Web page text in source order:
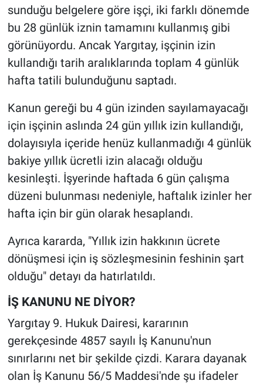
sunduğu belgelere göre işçi, iki farklı dönemde
bu 28 günlük iznin tamamını kullanmış gibi
görünüyordu. Ancak Yargıtay, işçinin izin
kullandığı tarih aralıklarında toplam 4 günlük
hafta tatili bulunduğunu saptadı.
Kanun gereği bu 4 gün izinden sayılamayacağı
için işçinin aslında 24 gün yıllık izin kullandığı,
dolayısıyla içeride henüz kullanmadığı 4 günlük
bakiye yıllık ücretli izin alacağı olduğu
kesinleşti. İşyerinde haftada 6 gün çalışma
düzeni bulunması nedeniyle, haftalık izinler her
hafta için bir gün olarak hesaplandı.
Ayrıca kararda, "Yıllık izin hakkının ücrete
dönüşmesi için iş sözleşmesinin feshinin şart
olduğu" detayı da hatırlatıldı.
İŞ KANUNU NE DİYOR?
Yargıtay 9. Hukuk Dairesi, kararının
gerekçesinde 4857 sayılı İş Kanunu'nun
sınırlarını net bir şekilde çizdi. Karara dayanak
olan İş Kanunu 56/5 Maddesi'nde şu ifadeler